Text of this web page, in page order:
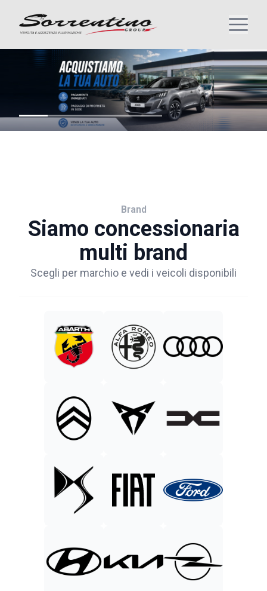
Brand
Siamo concessionaria
multi brand
Scegli per marchio e vedi i veicoli disponibili